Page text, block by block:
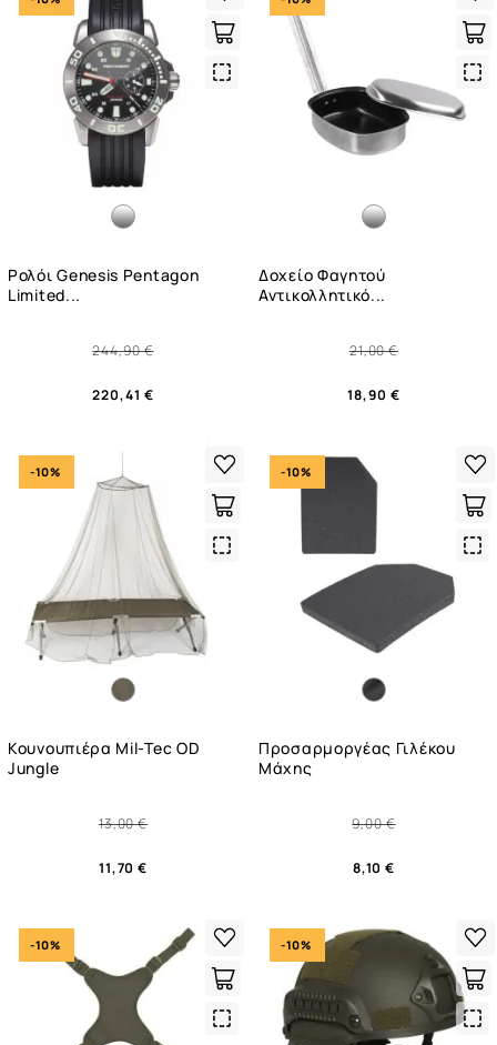
Ρολόι Genesis Pentagon
Limited...
220,41 €
244,90 €
Quick
Δοχείο Φαγητού
Αντικολλητικό...
18,90 €
21,00 €
Κουνουπιέρα Mil-Tec OD
Jungle
11,70 €
13,00 €
Quick
-10%
Προσαρμοργέας Γιλέκου
Μάχης
8,10 €
9,00 €
-10%
Quick
-10% -10%